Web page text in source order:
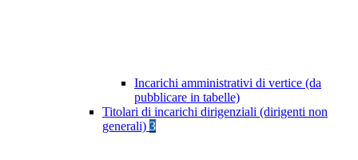
Incarichi amministrativi di vertice (da
pubblicare in tabelle)
Titolari di incarichi dirigenziali (dirigenti non
generali) 3